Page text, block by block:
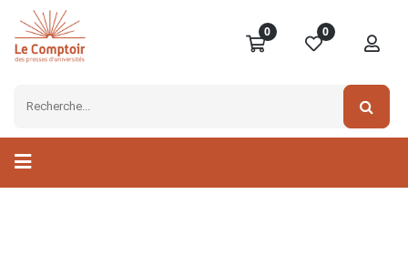
0 0